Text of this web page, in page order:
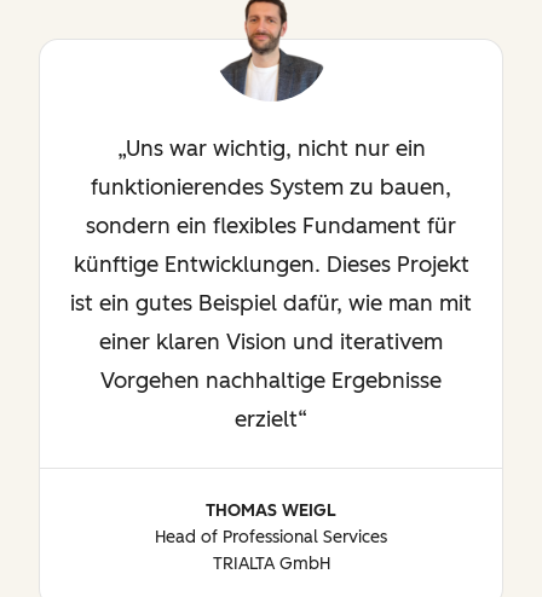
Uns war wichtig, nicht nur ein
funktionierendes System zu bauen,
sondern ein flexibles Fundament für
künftige Entwicklungen. Dieses Projekt
ist ein gutes Beispiel dafür, wie man mit
einer klaren Vision und iterativem
Vorgehen nachhaltige Ergebnisse
erzielt
THOMAS WEIGL
Head of Professional Services
TRIALTA GmbH